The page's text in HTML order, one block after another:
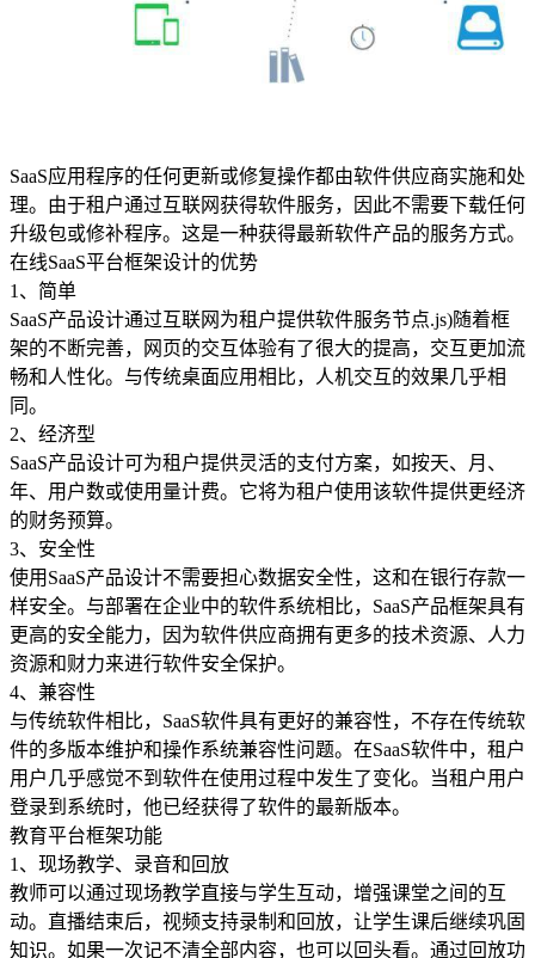
SaaS应用程序的任何更新或修复操作都由软件供应商实施和处
理。由于租户通过互联网获得软件服务，因此不需要下载任何
升级包或修补程序。这是一种获得最新软件产品的服务方式。
在线SaaS平台框架设计的优势
1、简单
SaaS产品设计通过互联网为租户提供软件服务节点.js)随着框
架的不断完善，网页的交互体验有了很大的提高，交互更加流
畅和人性化。与传统桌面应用相比，人机交互的效果几乎相
同。
2、经济型
SaaS产品设计可为租户提供灵活的支付方案，如按天、月、
年、用户数或使用量计费。它将为租户使用该软件提供更经济
的财务预算。
3、安全性
使用SaaS产品设计不需要担心数据安全性，这和在银行存款一
样安全。与部署在企业中的软件系统相比，SaaS产品框架具有
更高的安全能力，因为软件供应商拥有更多的技术资源、人力
资源和财力来进行软件安全保护。
4、兼容性
与传统软件相比，SaaS软件具有更好的兼容性，不存在传统软
件的多版本维护和操作系统兼容性问题。在SaaS软件中，租户
用户几乎感觉不到软件在使用过程中发生了变化。当租户用户
登录到系统时，他已经获得了软件的最新版本。
教育平台框架功能
1、现场教学、录音和回放
教师可以通过现场教学直接与学生互动，增强课堂之间的互
动。直播结束后，视频支持录制和回放，让学生课后继续巩固
知识。如果一次记不清全部内容，也可以回头看。通过回放功